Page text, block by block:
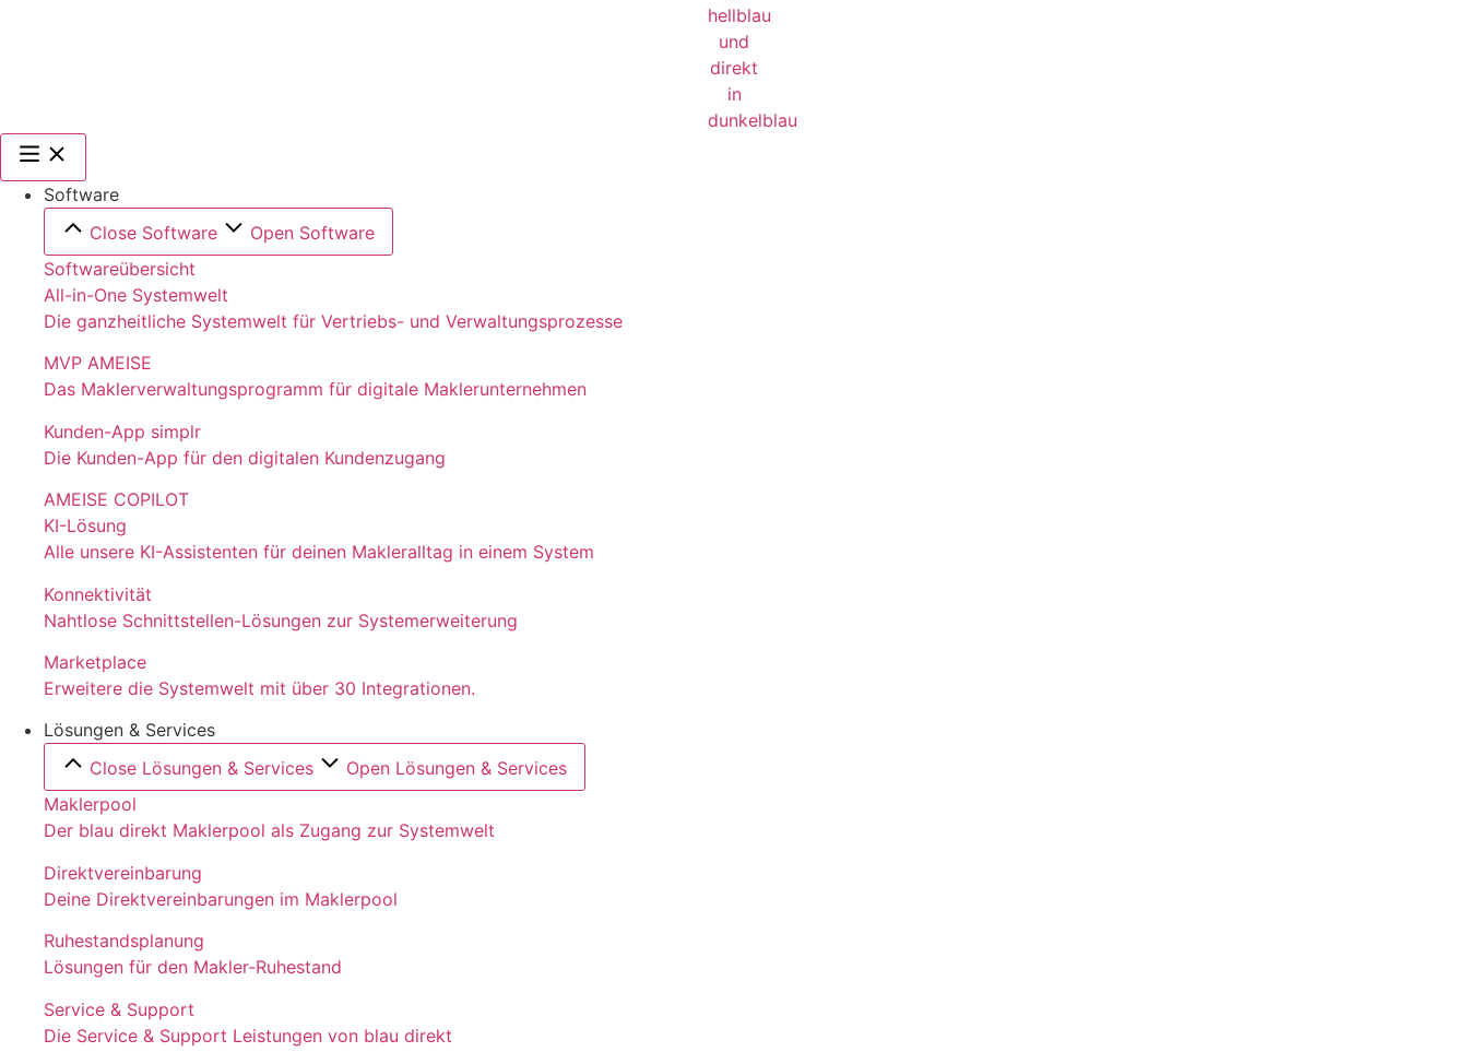
Software
Close Software
Open Software
Softwareübersicht
All-in-One Systemwelt
Die ganzheitliche Systemwelt für Vertriebs- und Verwaltungsprozesse
MVP AMEISE
Das Maklerverwaltungsprogramm für digitale Maklerunternehmen
Kunden-App simplr
Die Kunden-App für den digitalen Kundenzugang
AMEISE COPILOT
KI-Lösung
Alle unsere KI-Assistenten für deinen Makleralltag in einem System
Konnektivität
Nahtlose Schnittstellen-Lösungen zur Systemerweiterung
Marketplace
Erweitere die Systemwelt mit über 30 Integrationen.
Lösungen & Services
Close Lösungen & Services
Open Lösungen & Services
Maklerpool
Der blau direkt Maklerpool als Zugang zur Systemwelt
Direktvereinbarung
Deine Direktvereinbarungen im Maklerpool
Ruhestandsplanung
Lösungen für den Makler-Ruhestand
Service & Support
Die Service & Support Leistungen von blau direkt